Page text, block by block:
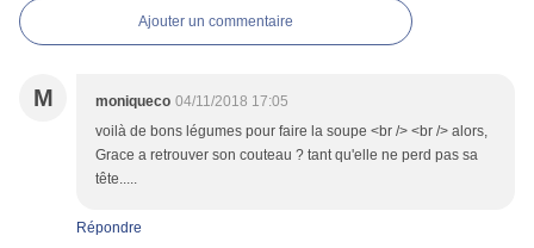
Ajouter un commentaire
M moniqueco 04/11/2018 17:05
voilà de bons légumes pour faire la soupe <br /> <br /> alors,
Grace a retrouver son couteau ? tant qu'elle ne perd pas sa
tête.....
Répondre